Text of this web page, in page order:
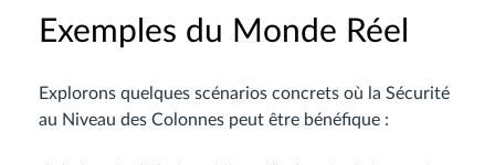
Exemples du Monde Réel
Explorons quelques scénarios concrets où la Sécurité
au Niveau des Colonnes peut être bénéfique :